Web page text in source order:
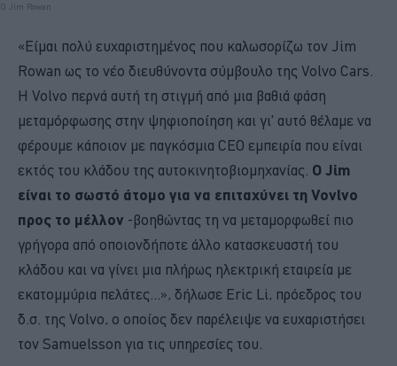
Ο Jim Rowan
«Είμαι πολύ ευχαριστημένος που καλωσορίζω τον Jim
Rowan ως το νέο διευθύνοντα σύμβουλο της Volvo Cars.
Η Volvo περνά αυτή τη στιγμή από μια βαθιά φάση
μεταμόρφωσης στην ψηφιοποίηση και γι' αυτό θέλαμε να
φέρουμε κάποιον με παγκόσμια CEO εμπειρία που είναι
εκτός του κλάδου της αυτοκινητοβιομηχανίας. Ο Jim
είναι το σωστό άτομο για να επιταχύνει τη Vovlvo
προς το μέλλον -βοηθώντας τη να μεταμορφωθεί πιο
γρήγορα από οποιονδήποτε άλλο κατασκευαστή του
κλάδου και να γίνει μια πλήρως ηλεκτρική εταιρεία με
εκατομμύρια πελάτες...», δήλωσε Eric Li, πρόεδρος του
δ.σ. της Volvo, ο οποίος δεν παρέλειψε να ευχαριστήσει
τον Samuelsson για τις υπηρεσίες του.